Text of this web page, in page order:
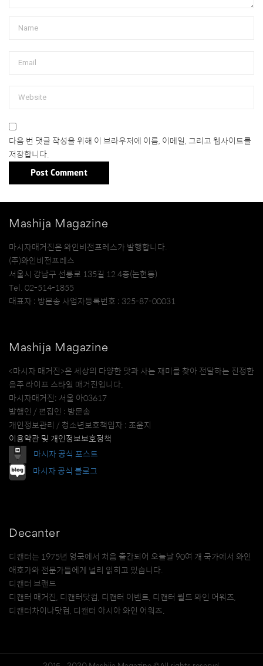
다음 번 댓글 작성을 위해 이 브라우저에 이름, 이메일, 그리고 웹사이트를
저장합니다.
Mashija Magazine
마시자매거진은 와인비전프레스가 발행합니다.
(주)와인비전프레스
서울시 강남구 선릉로 135길 12 4층(논현동)
Tel. 02-514-1855
대표자 : 방문송 사업자등록번호 : 325-87-00031
Mashija Magazine
<마시자 매거진>은 세상의 다양한 맛과 사는 재미를 찾아 전달하는 진정한
음주 라이프 스타일 매거진입니다.
마시자매거진: 서울 아03617
발행인 / 편집인 : 방문송
개인정보관리 / 청소년보호책임자 : 조윤지
이용약관 및 개인정보보호정책
마시자 공식 포스트
마시자 공식 블로그
Decanter
디캔터는 1975년 영국에서 처음 출간되어 오늘날 90여 개 국가에서 와인
애호가와 전문가들에게 널리 읽히고 있습니다.
디캔터 브랜드
디캔터 매거진, 디캔터닷컴, 디캔터 이벤트, 디캔터 월드 와인 어워즈,
디캔터차이나닷컴, 디캔터 아시아 와인 어워즈.